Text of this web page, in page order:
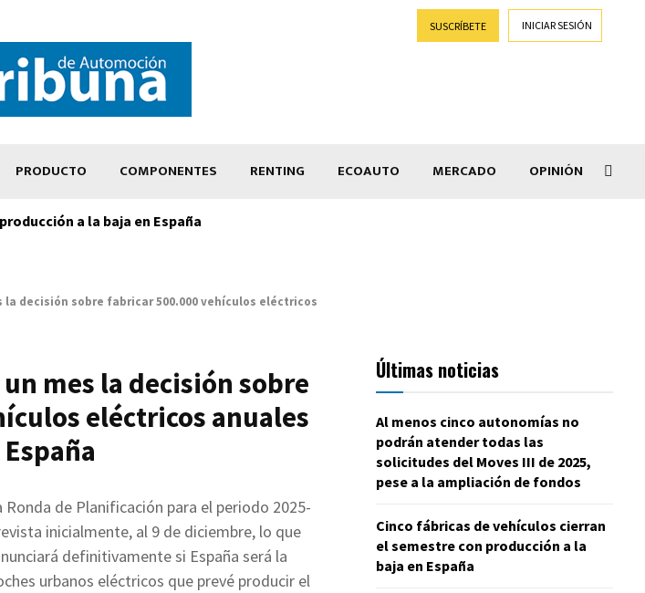
SUSCRÍBETE INICIAR SESIÓN
PRODUCTO COMPONENTES RENTING ECOAUTO MERCADO OPINIÓN
a la baja en España
la decisión sobre fabricar 500.000 vehículos eléctricos
mes la decisión sobre
eléctricos anuales
de Planificación para el periodo 2025-
inicialmente, al 9 de diciembre, lo que
definitivamente si España será la
urbanos eléctricos que prevé producir el
Últimas noticias
Al menos cinco autonomías no
podrán atender todas las
solicitudes del Moves III de 2025,
pese a la ampliación de fondos
Cinco fábricas de vehículos cierran
el semestre con producción a la
baja en España